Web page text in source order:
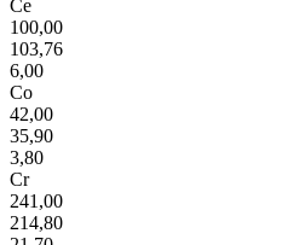
Ce
100,00
103,76
6,00
Co
42,00
35,90
3,80
Cr
241,00
214,80